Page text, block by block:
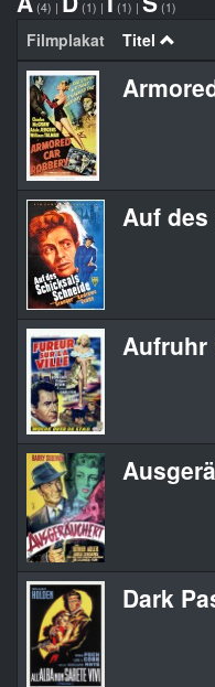
(4) | (1) | (1) | (1)
Filmplakat Titel
Auf
Aufruhr
Dark